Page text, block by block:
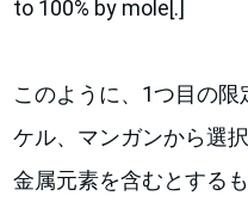
to 100% by mole[.]
このように、1つ目の
ケル、マンガンから選
金属元素を含むとする